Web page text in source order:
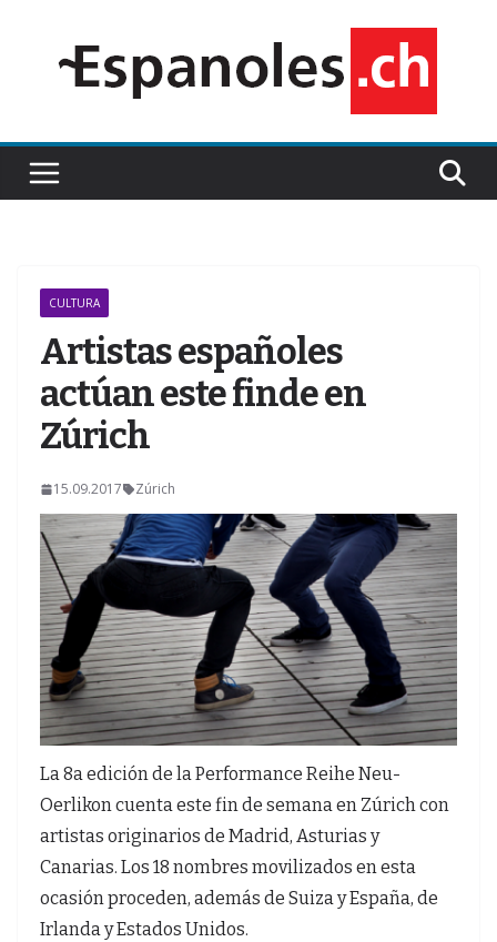
contenido
CULTURA
Artistas españoles
actúan este finde en
Zúrich
15.09.2017 Zúrich
La 8a edición de la Performance Reihe Neu-
Oerlikon cuenta este fin de semana en Zúrich con
artistas originarios de Madrid, Asturias y
Canarias. Los 18 nombres movilizados en esta
ocasión proceden, además de Suiza y España, de
Irlanda y Estados Unidos.